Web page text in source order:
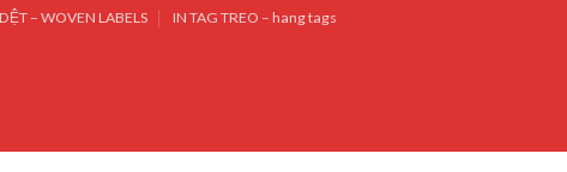
– WOVEN LABELS IN TAG TREO – hang tags